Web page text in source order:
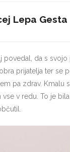
Lepa Gesta
da s
prijatelja ter se
pa zdrav. Kmalu
v redu. To je